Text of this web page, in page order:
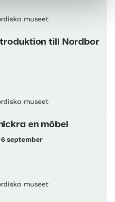
museet
till Nordbor
museet
en möbel
september
museet